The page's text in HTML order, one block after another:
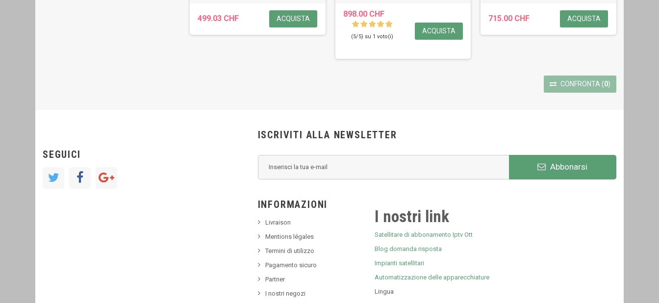
499.03 CHF ACQUISTA 898.00 CHF
(5/5) su 1 voto(i)
ACQUISTA
715.00 CHF ACQUISTA
CONFRONTA (0)
SEGUICI
ISCRIVITI ALLA NEWSLETTER
Abbonarsi
INFORMAZIONI
Livraison
Mentions légales
Termini di utilizzo
Pagamento sicuro
Partner
I nostri negozi
I nostri link
Satellitare di abbonamento Iptv Ott
Blog domanda risposta
Impianti satellitari
Automatizzazione delle apparecchiature
Lingua